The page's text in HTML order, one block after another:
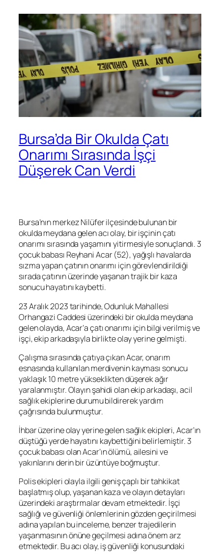
Bursa’da Bir Okulda Çatı
Onarımı Sırasında İşçi
Düşerek Can Verdi
Bursa’nın merkez Nilüfer ilçesinde bulunan bir
okulda meydana gelen acı olay, bir işçinin çatı
onarımı sırasında yaşamını yitirmesiyle sonuçlandı. 3
çocuk babası Reyhani Acar (52), yağışlı havalarda
sızma yapan çatının onarımı için görevlendirildiği
sırada çatının üzerinde yaşanan trajik bir kaza
sonucu hayatını kaybetti.
23 Aralık 2023 tarihinde, Odunluk Mahallesi
Orhangazi Caddesi üzerindeki bir okulda meydana
gelen olayda, Acar’a çatı onarımı için bilgi verilmiş ve
işçi, ekip arkadaşıyla birlikte olay yerine gelmişti.
Çalışma sırasında çatıya çıkan Acar, onarım
esnasında kullanılan merdivenin kayması sonucu
yaklaşık 10 metre yükseklikten düşerek ağır
yaralanmıştır. Olayın şahidi olan ekip arkadaşı, acil
sağlık ekiplerine durumu bildirerek yardım
çağrısında bulunmuştur.
İhbar üzerine olay yerine gelen sağlık ekipleri, Acar’ın
düştüğü yerde hayatını kaybettiğini belirlemiştir. 3
çocuk babası olan Acar’ın ölümü, ailesini ve
yakınlarını derin bir üzüntüye boğmuştur.
Polis ekipleri olayla ilgili geniş çaplı bir tahkikat
başlatmış olup, yaşanan kaza ve olayın detayları
üzerindeki araştırmalar devam etmektedir. İşçi
sağlığı ve güvenliği önlemlerinin gözden geçirilmesi
adına yapılan bu inceleme, benzer trajedilerin
yaşanmasının önüne geçilmesi adına önem arz
etmektedir. Bu acı olay, iş güvenliği konusundaki